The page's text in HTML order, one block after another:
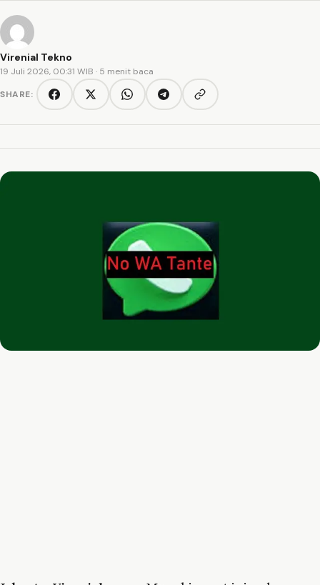
Virenial Tekno
19 Juli 2026, 00:31 WIB · 5 menit baca
SHARE:
FacebookTwitter/XWhatsAppTelegramCopy link